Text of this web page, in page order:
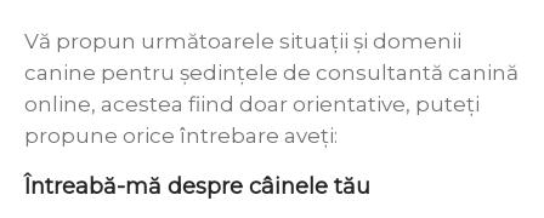
Vă propun următoarele situaţii şi domenii
canine pentru şedinţele de consultantă canină
online, acestea fiind doar orientative, puteţi
propune orice întrebare aveţi:
Întreabă-mă despre câinele tău